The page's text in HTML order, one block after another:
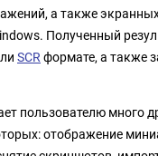
а также
Полученный
SCR формате, а также
пользователю много
отображение